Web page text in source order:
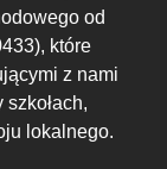
od
które
z nami
lokalnego.